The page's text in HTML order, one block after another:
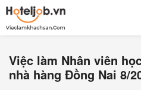
Việc làm Nhân viên
nhà hàng Đồng Nai 8/